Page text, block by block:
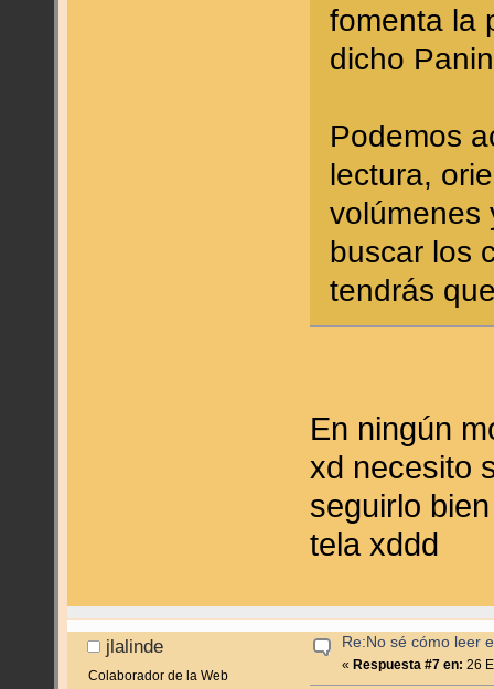
fomenta la
dicho
Podemos
lectura,
volúmenes
buscar los
tendrás
En ningún
xd necesito
seguirlo
tela xddd
jlalinde
Colaborador de la Web
Re:No sé cómo leer
« Respuesta #7 en: 26